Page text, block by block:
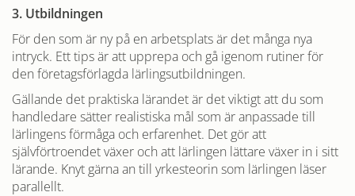
3. Utbildningen
För den som är ny på en arbetsplats är det många nya
intryck. Ett tips är att upprepa och gå igenom rutiner för
den företagsförlagda lärlingsutbildningen.
Gällande det praktiska lärandet är det viktigt att du som
handledare sätter realistiska mål som är anpassade till
lärlingens förmåga och erfarenhet. Det gör att
självförtroendet växer och att lärlingen lättare växer in i sitt
lärande. Knyt gärna an till yrkesteorin som lärlingen läser
parallellt.